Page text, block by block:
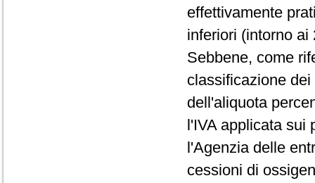
effettivamente
inferiori (intorno ai
Sebbene, come
classificazione
dell'aliquota
l'IVA applicata
l'Agenzia delle
cessioni di